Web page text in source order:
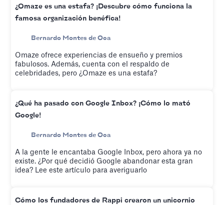
¿Omaze es una estafa? ¡Descubre cómo funciona la
famosa organización benéfica!
Bernardo Montes de Oca
Omaze ofrece experiencias de ensueño y premios
fabulosos. Además, cuenta con el respaldo de
celebridades, pero ¿Omaze es una estafa?
¿Qué ha pasado con Google Inbox? ¡Cómo lo mató
Google!
Bernardo Montes de Oca
A la gente le encantaba Google Inbox, pero ahora ya no
existe. ¿Por qué decidió Google abandonar esta gran
idea? Lee este artículo para averiguarlo
Cómo los fundadores de Rappi crearon un unicornio